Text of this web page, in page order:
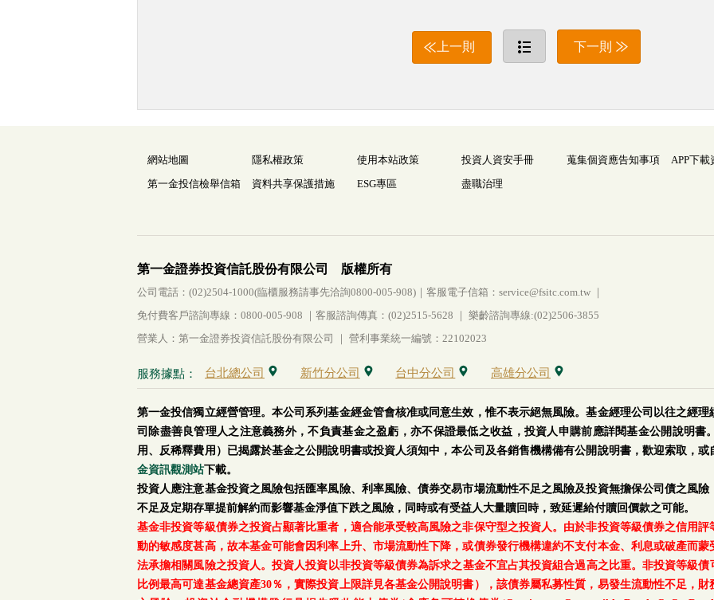
上一則 下一則
網站地圖 隱私權政策 使用本站政策 投資人資安手冊 蒐集個資應告知事項
APP下載
第一金投信檢舉信箱
資料共享保護措施 ESG專區 盡職治理
第一金證券投資信託股份有限公司 版權所有
公司電話：(02)2504-1000(臨櫃服務請事先洽詢0800-005-908)｜客服電子信箱：service@fsitc.com.tw ｜
免付費客戶諮詢專線：0800-005-908 ｜客服諮詢傳真：(02)2515-5628 ｜ 樂齡諮詢專線:(02)2506-3855
營業人：第一金證券投資信託股份有限公司 ｜ 營利事業統一編號：22102023
服務據點： 台北總公司 新竹分公司 台中分公司 高雄分公司
第一金投信獨立經營管理。本公司系列基金經金管會核准或同意生效，惟不表示絕無風險。基金經理公司以往之經
司除盡善良管理人之注意義務外，不負責基金之盈虧，亦不保證最低之收益，投資人申購前應詳閱基金公開說明書
用、反稀釋費用）已揭露於基金之公開說明書或投資人須知中，本公司及各銷售機構備有公開說明書，歡迎索取，或
金資訊觀測站下載。
投資人應注意基金投資之風險包括匯率風險、利率風險、債券交易市場流動性不足之風險及投資無擔保公司債之風
不足及定期存單提前解約而影響基金淨值下跌之風險，同時或有受益人大量贖回時，致延遲給付贖回價款之可能。
基金非投資等級債券之投資占顯著比重者，適合能承受較高風險之非保守型之投資人。由於非投資等級債券之信用
動的敏感度甚高，故本基金可能會因利率上升、市場流動性下降，或債券發行機構違約不支付本金、利息或破產而
法承擔相關風險之投資人。投資人投資以非投資等級債券為訴求之基金不宜占其投資組合過高之比重。非投資等級
比例最高可達基金總資產30％，實際投資上限詳見各基金公開說明書），該債券屬私募性質，易發生流動性不足，